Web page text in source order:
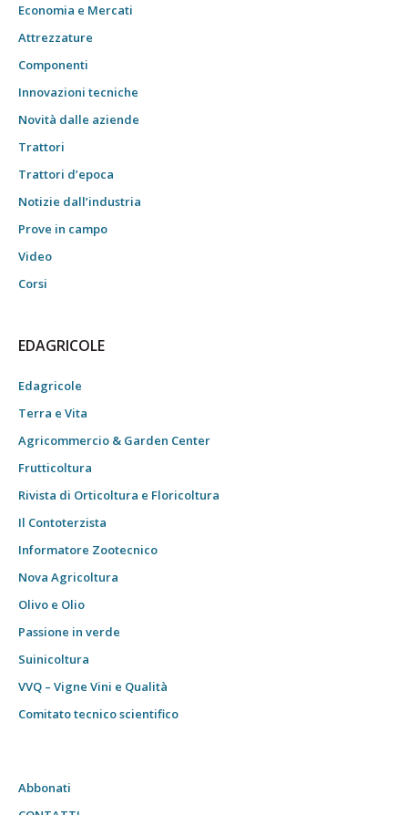
Economia e Mercati
Attrezzature
Componenti
Innovazioni tecniche
Novità dalle aziende
Trattori
Trattori d’epoca
Notizie dall’industria
Prove in campo
Video
Corsi
EDAGRICOLE
Edagricole
Terra e Vita
Agricommercio & Garden Center
Frutticoltura
Rivista di Orticoltura e Floricoltura
Il Contoterzista
Informatore Zootecnico
Nova Agricoltura
Olivo e Olio
Passione in verde
Suinicoltura
VVQ – Vigne Vini e Qualità
Comitato tecnico scientifico
Abbonati